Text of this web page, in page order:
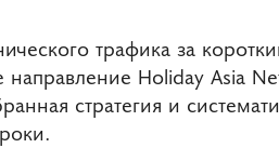
трафика за
Holiday Asia
стратегия и